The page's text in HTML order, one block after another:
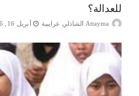
للعدالة؟
Attayma الشاذلي عرايبية أبريل 16, 2026